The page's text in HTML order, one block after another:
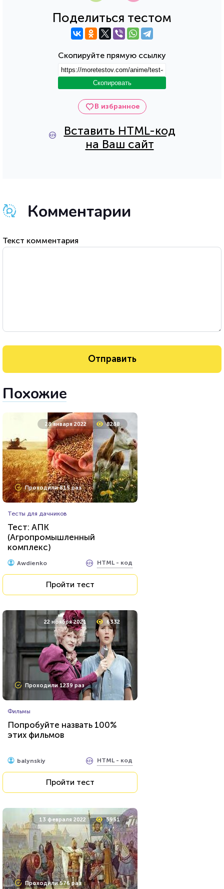
В избранное
Вставить HTML-код
на Ваш сайт
Поделиться тестом
Скопируйте прямую ссылку
Скопировать
Комментарии
Текст комментария
Похожие
28 января 2022 8288
Проходили 815 раз
Тесты для дачников
Тест: АПК
(Агропромышленный
комплекс)
Awdienko HTML - код
Пройти тест
22 ноября 2021 6332
Проходили 1239 раз
Фильмы
Попробуйте назвать 100%
этих фильмов
balynskiy HTML - код
Пройти тест
13 февраля 2022 5951
Проходили 576 раз